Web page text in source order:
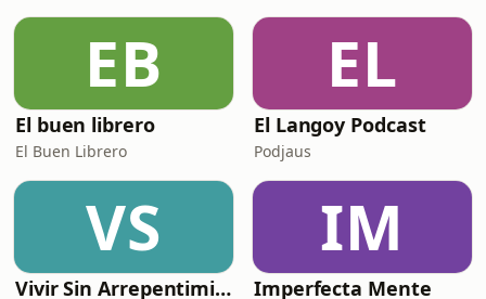
EB
El buen librero
El Buen Librero
EL
El Langoy Podcast
Podjaus
VS
Vivir Sin Arrepentimientos - Podcast
IM
Imperfecta Mente